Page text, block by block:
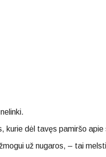
kurie dėl tavęs pamiršo
už nugaros, – tai